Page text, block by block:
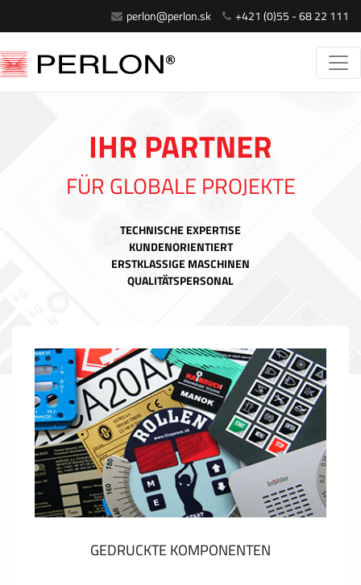
perlon@perlon.sk +421 (0)55 - 68 22 111
IHR PARTNER
FÜR GLOBALE PROJEKTE
TECHNISCHE EXPERTISE
KUNDENORIENTIERT
ERSTKLASSIGE MASCHINEN
QUALITÄTSPERSONAL
GEDRUCKTE KOMPONENTEN